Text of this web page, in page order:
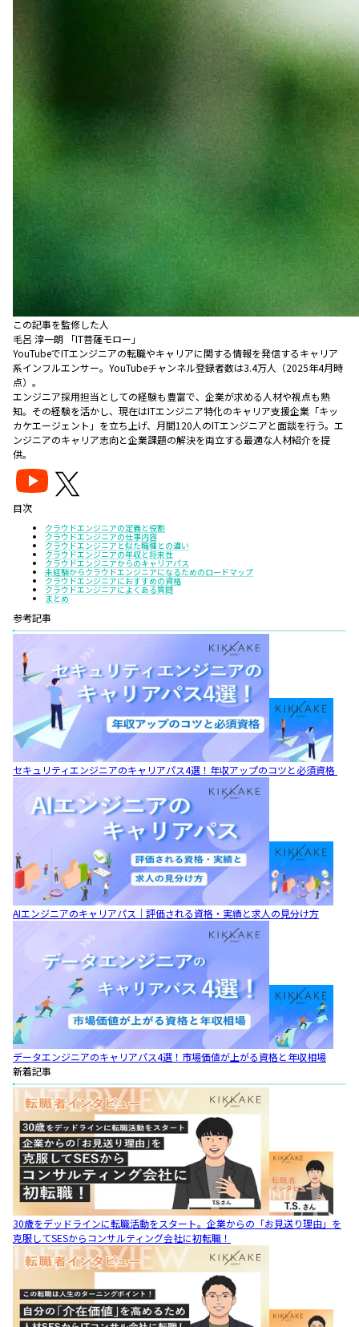
この記事を監修した人
毛呂 淳一朗 「IT菩薩モロー」
YouTubeでITエンジニアの転職やキャリアに関する情報を発信するキャリア
系インフルエンサー。YouTubeチャンネル登録者数は3.4万人（2025年4月時
点）。
エンジニア採用担当としての経験も豊富で、企業が求める人材や視点も熟
知。その経験を活かし、現在はITエンジニア特化のキャリア支援企業「キッ
カケエージェント」を立ち上げ、月間120人のITエンジニアと面談を行う。エ
ンジニアのキャリア志向と企業課題の解決を両立する最適な人材紹介を提
供。
目次
クラウドエンジニアの定義と役割
クラウドエンジニアの仕事内容
クラウドエンジニアと似た職種との違い
クラウドエンジニアの年収と将来性
クラウドエンジニアからのキャリアパス
未経験からクラウドエンジニアになるためのロードマップ
クラウドエンジニアにおすすめの資格
クラウドエンジニアによくある質問
まとめ
参考記事
セキュリティエンジニアのキャリアパス4選！年収アップのコツと必須資格
AIエンジニアのキャリアパス｜評価される資格・実績と求人の見分け方
データエンジニアのキャリアパス4選！市場価値が上がる資格と年収相場
新着記事
30歳をデッドラインに転職活動をスタート。企業からの「お見送り理由」を
克服してSESからコンサルティング会社に初転職！